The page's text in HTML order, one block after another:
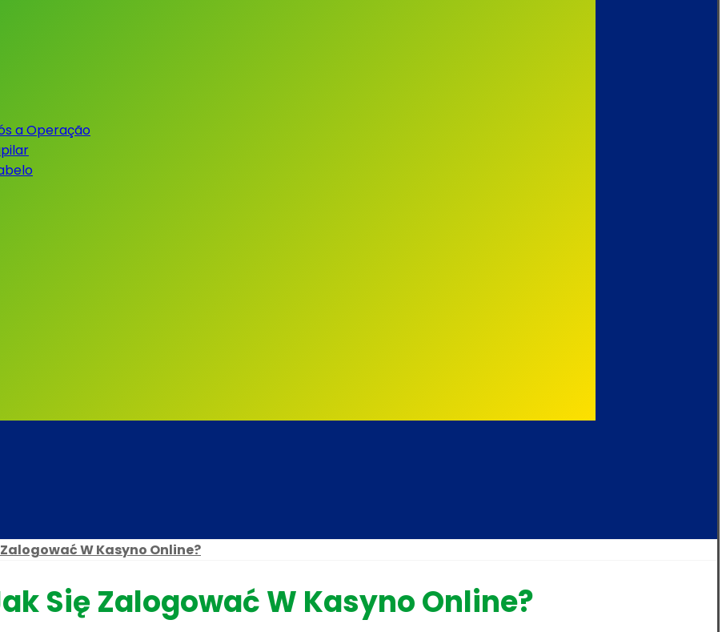
a Operação
W Kasyno Online?
Się Zalogować W Kasyno Online?